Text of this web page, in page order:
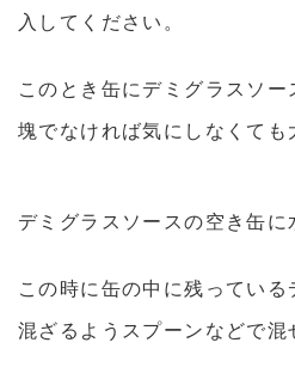
入してください。
このとき缶にデミグラスソ
塊でなければ気にしなくても
デミグラスソースの空き缶に
この時に缶の中に残ってい
混ざるようスプーンなどで混